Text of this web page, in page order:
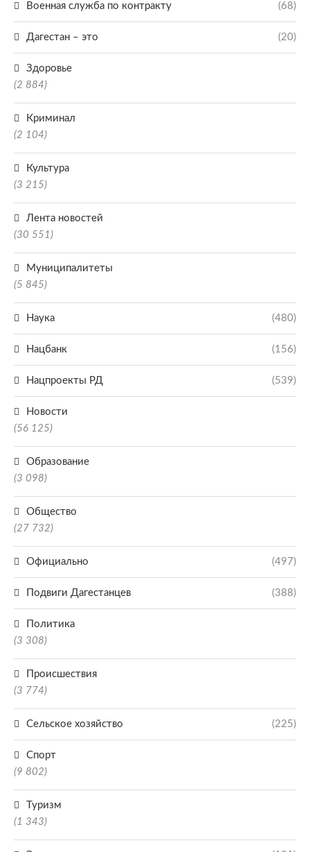
Военная служба по контракту (68)
Дагестан – это (20)
Здоровье
(2 884)
Криминал
(2 104)
Культура
(3 215)
Лента новостей
(30 551)
Муниципалитеты
(5 845)
Наука (480)
Нацбанк (156)
Нацпроекты РД (539)
Новости
(56 125)
Образование
(3 098)
Общество
(27 732)
Официально (497)
Подвиги Дагестанцев (388)
Политика
(3 308)
Происшествия
(3 774)
Сельское хозяйство (225)
Спорт
(9 802)
Туризм
(1 343)